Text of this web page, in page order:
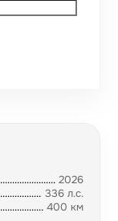
2026
336 л.с.
400 км